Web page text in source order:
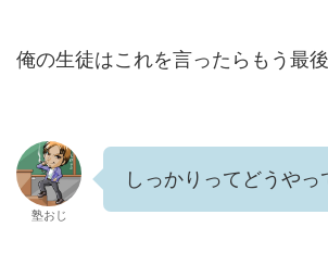
俺の生徒はこれを言ったらもう最後
塾おじ
しっかりってどうやっ